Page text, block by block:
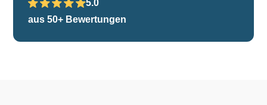
5.0
aus 50+ Bewertungen